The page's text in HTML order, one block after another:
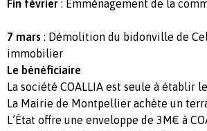
Fin février : Emménagement de la
7 mars : Démolition du bidonville de
immobilier
Le bénéficiaire
La société COALLIA est seule à établir
La Mairie de Montpellier achète un
L’État offre une enveloppe de 3M€ à